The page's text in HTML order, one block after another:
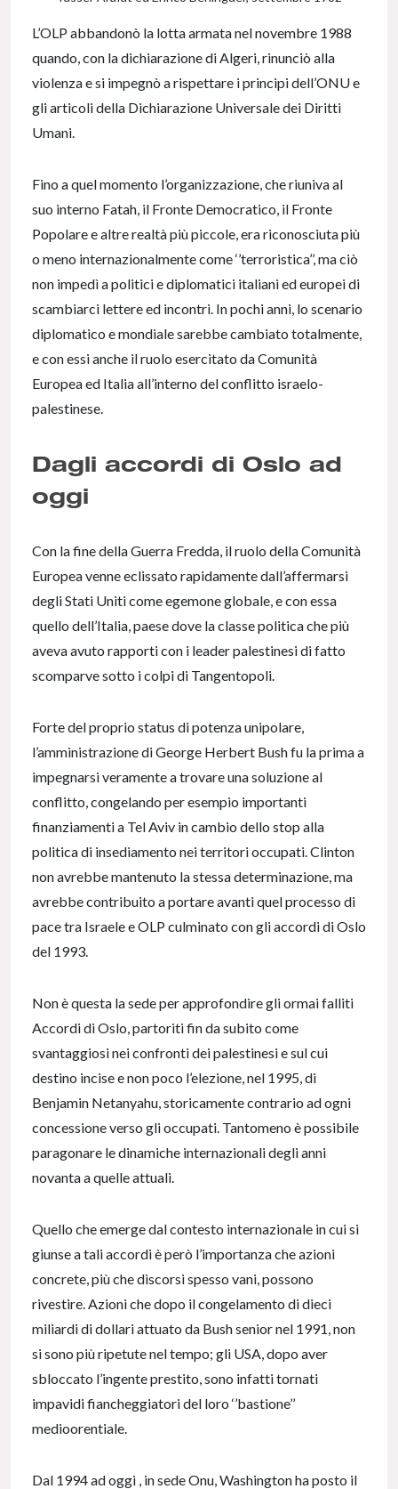
L’OLP abbandonò la lotta armata nel novembre 1988
quando, con la dichiarazione di Algeri, rinunciò alla
violenza e si impegnò a rispettare i principi dell’ONU e
gli articoli della Dichiarazione Universale dei Diritti
Umani.
Fino a quel momento l’organizzazione, che riuniva al
suo interno Fatah, il Fronte Democratico, il Fronte
Popolare e altre realtà più piccole, era riconosciuta più
o meno internazionalmente come ‘’terroristica’’, ma ciò
non impedì a politici e diplomatici italiani ed europei di
scambiarci lettere ed incontri. In pochi anni, lo scenario
diplomatico e mondiale sarebbe cambiato totalmente,
e con essi anche il ruolo esercitato da Comunità
Europea ed Italia all’interno del conflitto israelo-
palestinese.
Dagli accordi di Oslo ad
oggi
Con la fine della Guerra Fredda, il ruolo della Comunità
Europea venne eclissato rapidamente dall’affermarsi
degli Stati Uniti come egemone globale, e con essa
quello dell’Italia, paese dove la classe politica che più
aveva avuto rapporti con i leader palestinesi di fatto
scomparve sotto i colpi di Tangentopoli.
Forte del proprio status di potenza unipolare,
l’amministrazione di George Herbert Bush fu la prima a
impegnarsi veramente a trovare una soluzione al
conflitto, congelando per esempio importanti
finanziamenti a Tel Aviv in cambio dello stop alla
politica di insediamento nei territori occupati. Clinton
non avrebbe mantenuto la stessa determinazione, ma
avrebbe contribuito a portare avanti quel processo di
pace tra Israele e OLP culminato con gli accordi di Oslo
del 1993.
Non è questa la sede per approfondire gli ormai falliti
Accordi di Oslo, partoriti fin da subito come
svantaggiosi nei confronti dei palestinesi e sul cui
destino incise e non poco l’elezione, nel 1995, di
Benjamin Netanyahu, storicamente contrario ad ogni
concessione verso gli occupati. Tantomeno è possibile
paragonare le dinamiche internazionali degli anni
novanta a quelle attuali.
Quello che emerge dal contesto internazionale in cui si
giunse a tali accordi è però l’importanza che azioni
concrete, più che discorsi spesso vani, possono
rivestire. Azioni che dopo il congelamento di dieci
miliardi di dollari attuato da Bush senior nel 1991, non
si sono più ripetute nel tempo; gli USA, dopo aver
sbloccato l’ingente prestito, sono infatti tornati
impavidi fiancheggiatori del loro ‘’bastione’’
medioorentiale.
Dal 1994 ad oggi , in sede Onu, Washington ha posto il